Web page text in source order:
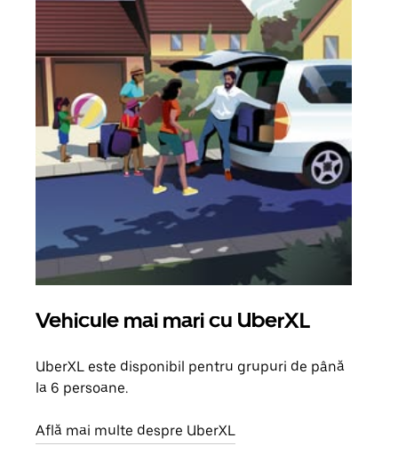
Vehicule mai mari cu UberXL
UberXL este disponibil pentru grupuri de până
la 6 persoane.
Află mai multe despre UberXL